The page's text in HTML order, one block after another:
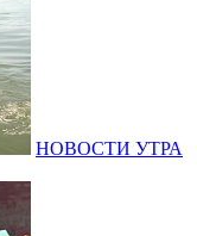
НОВОСТИ УТРА